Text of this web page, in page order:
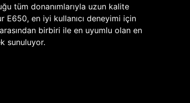
tüm donanımlarıyla uzun kalite
en iyi kullanıcı deneyimi için
birbiri ile en uyumlu olan en
sunuluyor.